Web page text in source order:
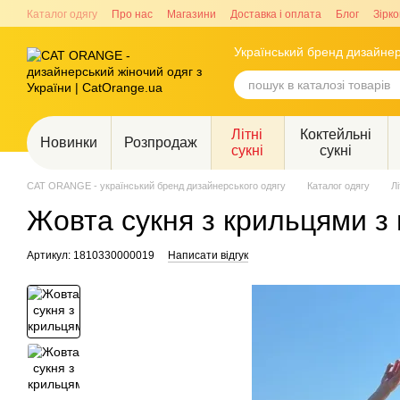
Перейти до основного контенту
Каталог одягу Про нас Магазини Доставка і оплата Блог
Український бренд
Новинки Розпродаж
Літні
сукні
Коктейльні
сукні
CAT ORANGE - український бренд дизайнерського одягу Каталог одягу
Жовта сукня з крильцями з
Артикул: 1810330000019 Написати відгук